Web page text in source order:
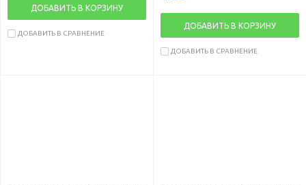
ДОБАВИТЬ В КОРЗИНУ
ДОБАВИТЬ В СРАВНЕНИЕ
ДОБАВИТЬ В КОРЗИНУ
ДОБАВИТЬ В СРАВНЕНИЕ